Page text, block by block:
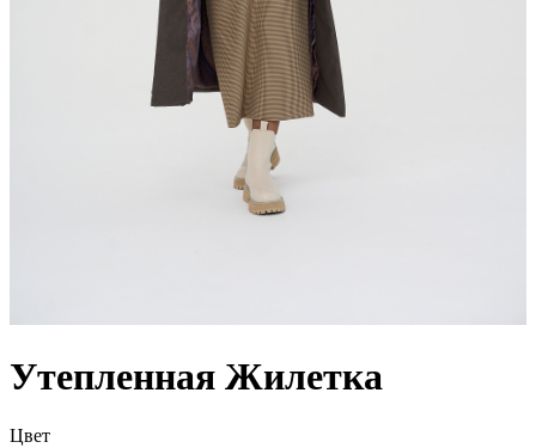
Утепленная Жилетка
Цвет